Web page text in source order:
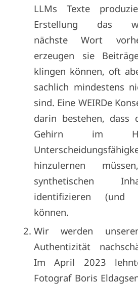
LLMs Texte
Erstellung das
nächste Wort
erzeugen sie
klingen können, oft
sachlich mindestens
sind. Eine WEIRDe
darin bestehen, dass
Gehirn im
hinzulernen
synthetischen
identifizieren (und
können.
Wir werden
Authentizität
Im April 2023
Fotograf Boris